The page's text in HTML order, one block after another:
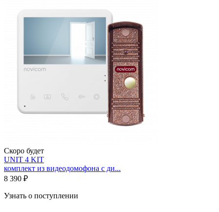
Скоро будет
UNIT 4 KIT
комплект из видеодомофона с ди...
8 390 ₽
Узнать о поступлении